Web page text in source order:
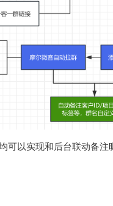
可以实现和后台联动备